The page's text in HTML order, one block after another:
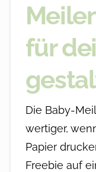
für
Die Baby-
wertiger,
Papier
Freebie auf